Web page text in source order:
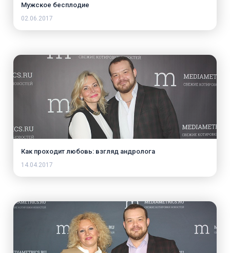
Мужское бесплодие
02.06.2017
Как проходит любовь: взгляд андролога
14.04.2017